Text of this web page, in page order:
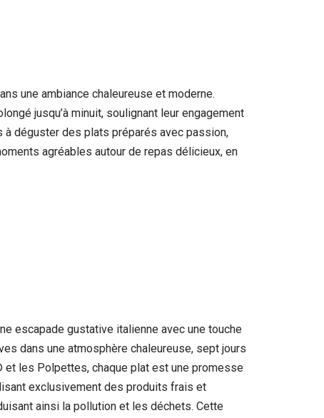
une ambiance chaleureuse et moderne.
jusqu’à minuit, soulignant leur engagement
déguster des plats préparés avec passion,
agréables autour de repas délicieux, en
escapade gustative italienne avec une touche
dans une atmosphère chaleureuse, sept jours
les Polpettes, chaque plat est une promesse
exclusivement des produits frais et
ainsi la pollution et les déchets. Cette